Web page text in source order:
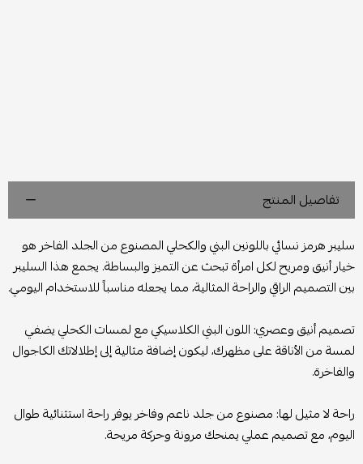
تفاصيل المنتج
سليبر هرمز نسائي باللونين البني والكحلي المصنوع من الجلد الفاخر هو
خيار أنيق ومريح لكل امرأة تبحث عن التميز والبساطة. يجمع هذا السليبر
بين التصميم الراقي والراحة المثالية، مما يجعله مناسباً للاستخدام اليومي.
تصميم أنيق وعصري: اللون البني الكلاسيكي مع لمسات الكحلي يضفي
لمسة من الأناقة على مظهرك، ليكون إضافة مثالية إلى إطلالاتك الكاجوال
والفاخرة.
راحة لا مثيل لها: مصنوع من جلد ناعم وفاخر يوفر راحة استثنائية طوال
اليوم، مع تصميم عملي يمنحك مرونة وحركة مريحة.